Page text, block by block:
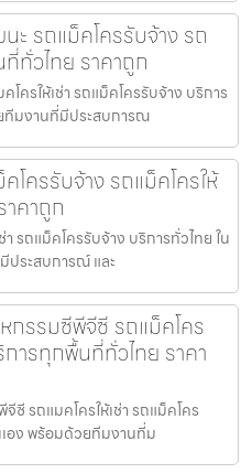
ะ รถแม็คโครรับจ้าง รถ
ทั่วไทย ราคาถูก
ครให้เช่า รถแม็คโครรับจ้าง บริการ
ทีมงานที่มีประสบการณ
โครรับจ้าง รถแม็คโครให้
คาถูก
า รถแม็คโครรับจ้าง บริการทั่วไทย ใน
ประสบการณ์ และ
กรรมซีพีจีซี รถแม็คโคร
การทุกพื้นที่ทั่วไทย ราคา
รถแมคโครให้เช่า รถแม็คโคร
เอง พร้อมด้วยทีมงานที่ม